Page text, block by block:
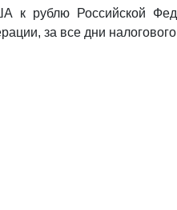
к рублю Российской
за все дни